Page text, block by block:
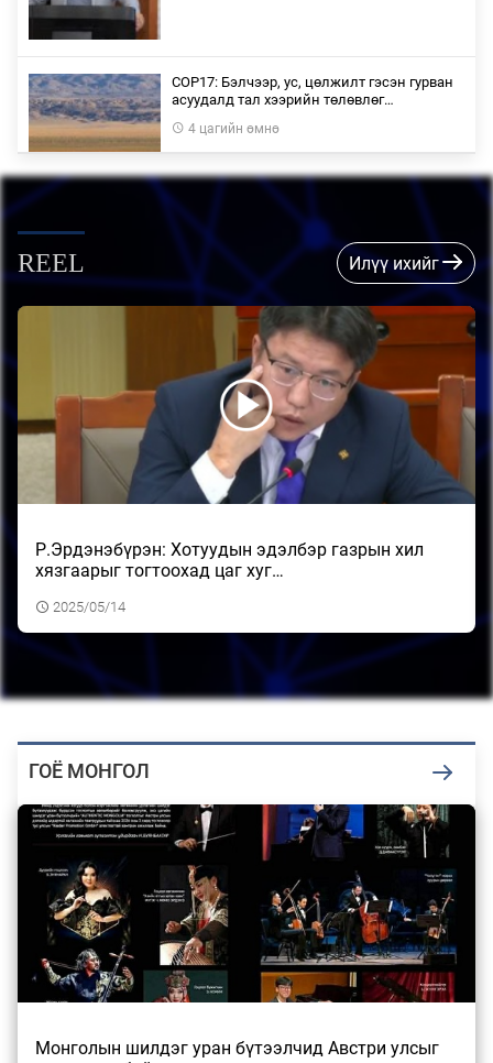
COP17: Бэлчээр, ус, цөлжилт гэсэн гурван
асуудалд тал хээрийн төлөвлөг…
4 цагийн өмнө
“Д.Нацагдорж бол дэлхийн хүн”
Шадар сайд Н.Номтойбаяр Дорноговь
аймагт ажиллав
2026/08/07
2026/08/06
“Барилгын хатуу хог хаягдал дахин
боловсруулах үйлдвэр” хүртэлх 1.5 км…
2026/08/05
#ШУУД: Засгийн газрын ээлжит
хуралдаанаас гарсан шийдвэрийг
танилцуулж…
2026/08/05
2160 тонн АИ-92 автобензин буулаа
2026/08/05
REEL Илүү ихийг
Р.Эрдэнэбүрэн: Хотуудын эдэлбэр газрын хил
хязгаарыг тогтоохад цаг хуг…
2025/05/14
ГОЁ MОНГОЛ
Монголын шилдэг уран бүтээлчид Австри улсыг